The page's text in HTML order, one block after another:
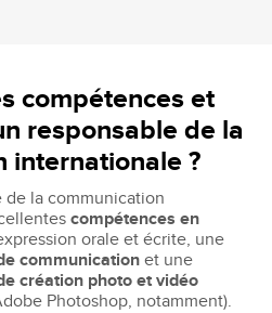
compétences et
responsable de la
internationale ?
de la communication
compétences en
orale et écrite, une
communication et une
création photo et vidéo
Photoshop, notamment).